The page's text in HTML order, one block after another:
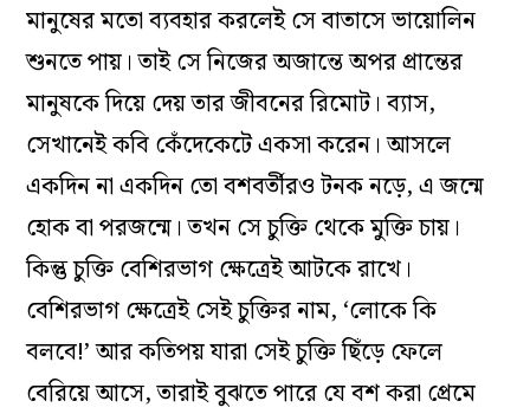
মানুষের মতো ব্যবহার করলেই সে বাতাসে ভায়োলিন
শুনতে পায়। তাই সে নিজের অজান্তে অপর প্রান্তের
মানুষকে দিয়ে দেয় তার জীবনের রিমোট। ব্যাস,
সেখানেই কবি কেঁদেকেটে একসা করেন। আসলে
একদিন না একদিন তো বশবর্তীরও টনক নড়ে, এ জন্মে
হোক বা পরজন্মে। তখন সে চুক্তি থেকে মুক্তি চায়।
কিন্তু চুক্তি বেশিরভাগ ক্ষেত্রেই আটকে রাখে।
বেশিরভাগ ক্ষেত্রেই সেই চুক্তির নাম, ‘লোকে কি
বলবে!’ আর কতিপয় যারা সেই চুক্তি ছিঁড়ে ফেলে
বেরিয়ে আসে, তারাই বুঝতে পারে যে বশ করা প্রেমে